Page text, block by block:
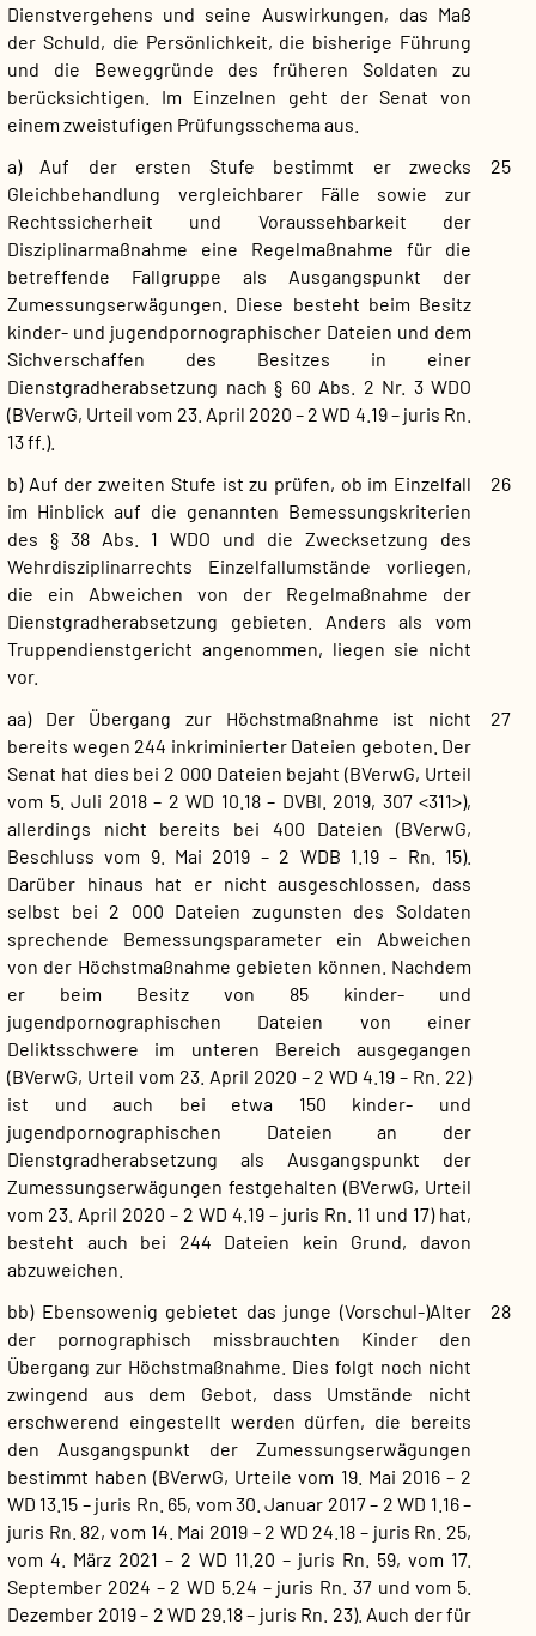
Dienstvergehens und seine Auswirkungen, das Maß
der Schuld, die Persönlichkeit, die bisherige Führung
und die Beweggründe des früheren Soldaten zu
berücksichtigen. Im Einzelnen geht der Senat von
einem zweistufigen Prüfungsschema aus.
25
a) Auf der ersten Stufe bestimmt er zwecks
Gleichbehandlung vergleichbarer Fälle sowie zur
Rechtssicherheit und Voraussehbarkeit der
Disziplinarmaßnahme eine Regelmaßnahme für die
betreffende Fallgruppe als Ausgangspunkt der
Zumessungserwägungen. Diese besteht beim Besitz
kinder- und jugendpornographischer Dateien und dem
Sichverschaffen des Besitzes in einer
Dienstgradherabsetzung nach § 60 Abs. 2 Nr. 3 WDO
(BVerwG, Urteil vom 23. April 2020 – 2 WD 4.19 – juris Rn.
13 ff.).
26
b) Auf der zweiten Stufe ist zu prüfen, ob im Einzelfall
im Hinblick auf die genannten Bemessungskriterien
des § 38 Abs. 1 WDO und die Zwecksetzung des
Wehrdisziplinarrechts Einzelfallumstände vorliegen,
die ein Abweichen von der Regelmaßnahme der
Dienstgradherabsetzung gebieten. Anders als vom
Truppendienstgericht angenommen, liegen sie nicht
vor.
27
aa) Der Übergang zur Höchstmaßnahme ist nicht
bereits wegen 244 inkriminierter Dateien geboten. Der
Senat hat dies bei 2 000 Dateien bejaht (BVerwG, Urteil
vom 5. Juli 2018 – 2 WD 10.18 – DVBl. 2019, 307 <311>),
allerdings nicht bereits bei 400 Dateien (BVerwG,
Beschluss vom 9. Mai 2019 – 2 WDB 1.19 – Rn. 15).
Darüber hinaus hat er nicht ausgeschlossen, dass
selbst bei 2 000 Dateien zugunsten des Soldaten
sprechende Bemessungsparameter ein Abweichen
von der Höchstmaßnahme gebieten können. Nachdem
er beim Besitz von 85 kinder- und
jugendpornographischen Dateien von einer
Deliktsschwere im unteren Bereich ausgegangen
(BVerwG, Urteil vom 23. April 2020 – 2 WD 4.19 – Rn. 22)
ist und auch bei etwa 150 kinder- und
jugendpornographischen Dateien an der
Dienstgradherabsetzung als Ausgangspunkt der
Zumessungserwägungen festgehalten (BVerwG, Urteil
vom 23. April 2020 – 2 WD 4.19 – juris Rn. 11 und 17) hat,
besteht auch bei 244 Dateien kein Grund, davon
abzuweichen.
28
bb) Ebensowenig gebietet das junge (Vorschul-)Alter
der pornographisch missbrauchten Kinder den
Übergang zur Höchstmaßnahme. Dies folgt noch nicht
zwingend aus dem Gebot, dass Umstände nicht
erschwerend eingestellt werden dürfen, die bereits
den Ausgangspunkt der Zumessungserwägungen
bestimmt haben (BVerwG, Urteile vom 19. Mai 2016 – 2
WD 13.15 – juris Rn. 65, vom 30. Januar 2017 – 2 WD 1.16 –
juris Rn. 82, vom 14. Mai 2019 – 2 WD 24.18 – juris Rn. 25,
vom 4. März 2021 – 2 WD 11.20 – juris Rn. 59, vom 17.
September 2024 – 2 WD 5.24 – juris Rn. 37 und vom 5.
Dezember 2019 – 2 WD 29.18 – juris Rn. 23). Auch der für